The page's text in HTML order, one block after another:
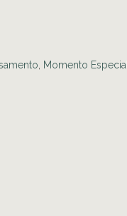
Momento Especial